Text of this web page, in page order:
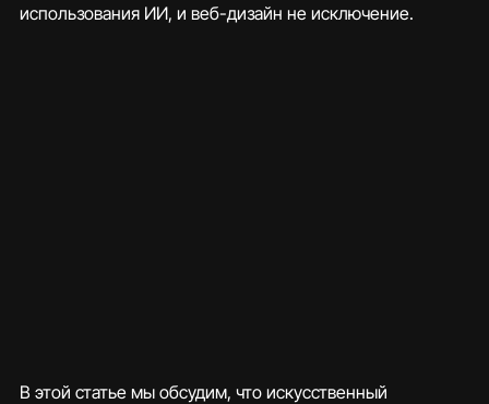
использования ИИ, и веб-дизайн не исключение.
В этой статье мы обсудим, что искусственный